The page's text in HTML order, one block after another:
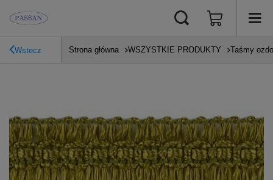
Wstecz Strona główna WSZYSTKIE PRODUKTY Taśmy